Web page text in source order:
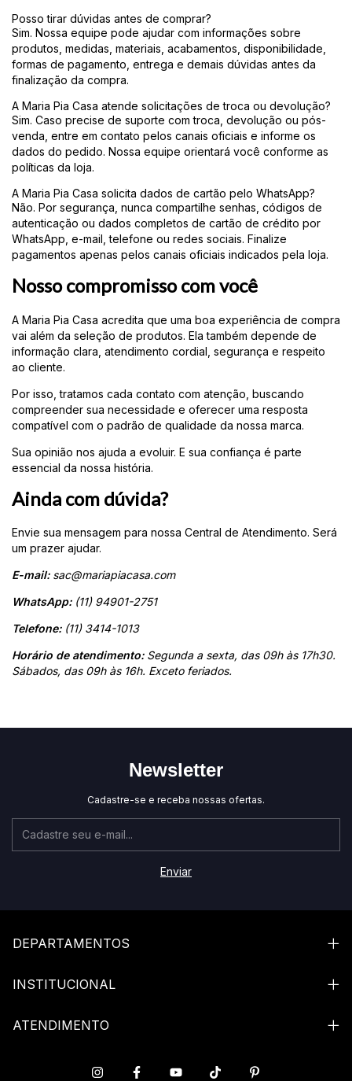
Posso tirar dúvidas antes de comprar?
Sim. Nossa equipe pode ajudar com informações sobre
produtos, medidas, materiais, acabamentos, disponibilidade,
formas de pagamento, entrega e demais dúvidas antes da
finalização da compra.
A Maria Pia Casa atende solicitações de troca ou devolução?
Sim. Caso precise de suporte com troca, devolução ou pós-
venda, entre em contato pelos canais oficiais e informe os
dados do pedido. Nossa equipe orientará você conforme as
políticas da loja.
A Maria Pia Casa solicita dados de cartão pelo WhatsApp?
Não. Por segurança, nunca compartilhe senhas, códigos de
autenticação ou dados completos de cartão de crédito por
WhatsApp, e-mail, telefone ou redes sociais. Finalize
pagamentos apenas pelos canais oficiais indicados pela loja.
Nosso compromisso com você
A Maria Pia Casa acredita que uma boa experiência de compra
vai além da seleção de produtos. Ela também depende de
informação clara, atendimento cordial, segurança e respeito
ao cliente.
Por isso, tratamos cada contato com atenção, buscando
compreender sua necessidade e oferecer uma resposta
compatível com o padrão de qualidade da nossa marca.
Sua opinião nos ajuda a evoluir. E sua confiança é parte
essencial da nossa história.
Ainda com dúvida?
Envie sua mensagem para nossa Central de Atendimento. Será
um prazer ajudar.
E-mail: sac@mariapiacasa.com
WhatsApp: (11) 94901-2751
Telefone: (11) 3414-1013
Horário de atendimento:Segunda a sexta, das 09h às 17h30.
Sábados, das 09h às 16h. Exceto feriados.
Newsletter
Cadastre-se e receba nossas ofertas.
DEPARTAMENTOS
INSTITUCIONAL
ATENDIMENTO